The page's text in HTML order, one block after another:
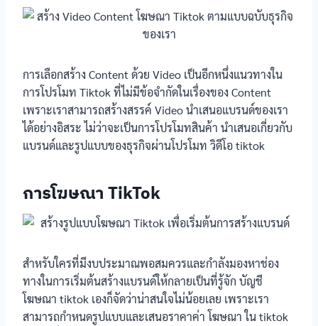
การเลือกสร้าง Content ด้วย Video เป็นอีกหนึ่งแนวทางใน
การโปรโมท Tiktok ที่ไม่มีข้อจำกัดในเรื่องของ Content
เพราะเราสามารถสร้างสรรค์ Video นำเสนอแบรนด์ของเรา
ได้อย่างอิสระ ไม่ว่าจะเป็นการโปรโมทสินค้า นำเสนอเกี่ยวกับ
แบรนด์และรูปแบบของธุรกิจผ่านโปรโมท วิดีโอ tiktok
การโฆษณา TikTok
สำหรับใครที่มีงบประมาณพอสมควรและกำลังมองหาช่อง
ทางในการเริ่มต้นสร้างแบรนด์ให้กลายเป็นที่รู้จัก บัญชี
โฆษณา tiktok เองก็จัดว่าน่าสนใจไม่น้อยเลย เพราะเรา
สามารถกำหนดรูปแบบและเสนอราคาค่า โฆษณา ใน tiktok